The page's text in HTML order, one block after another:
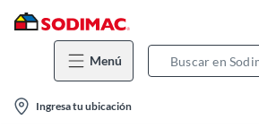
Menú
location-
icon
Ingresa tu ubicación